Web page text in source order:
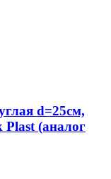
d=25см,
Plast (аналог